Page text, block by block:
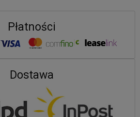
Płatności
Dostawa